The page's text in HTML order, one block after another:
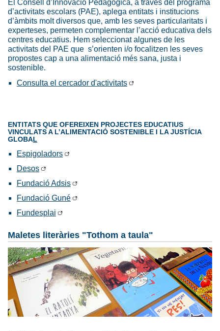
El Consell d’Innovació Pedagògica, a través del programa
d’activitats escolars (PAE), aplega entitats i institucions
d’àmbits molt diversos que, amb les seves particularitats i
experteses, permeten complementar l’acció educativa dels
centres educatius. Hem seleccionat algunes de les
activitats del PAE que s’orienten i/o focalitzen les seves
propostes cap a una alimentació més sana, justa i
sostenible.
Consulta el cercador d'activitats
ENTITATS QUE OFEREIXEN PROJECTES EDUCATIUS
VINCULATS A L’ALIMENTACIÓ SOSTENIBLE I LA JUSTÍCIA
GLOBAL
Espigoladors
Desos
Fundació Adsis
Fundació Guné
Fundesplai
Maletes literàries "Tothom a taula"